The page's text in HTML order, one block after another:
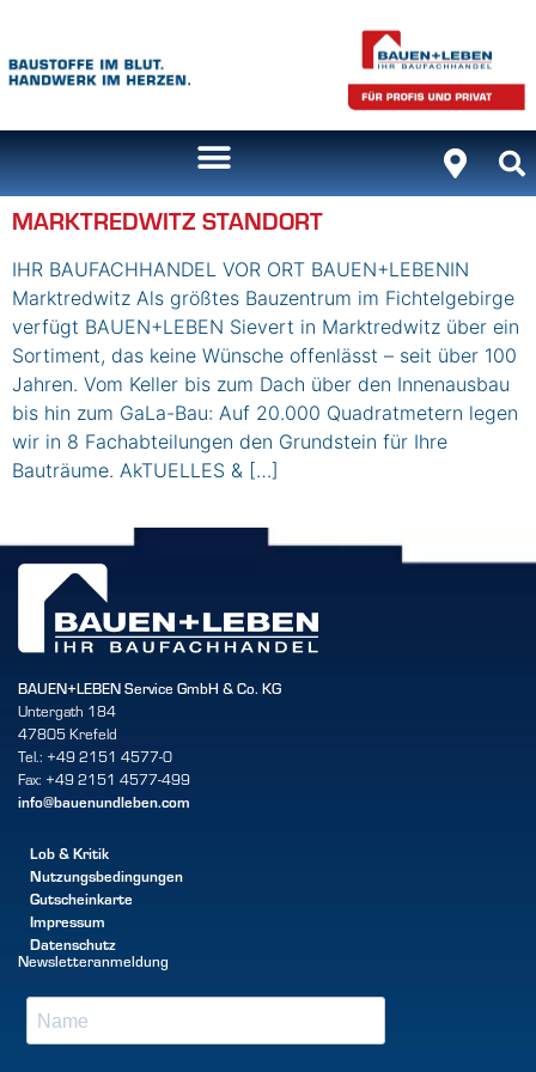
MARKTREDWITZ STANDORT
IHR BAUFACHHANDEL VOR ORT BAUEN+LEBENIN
Marktredwitz Als größtes Bauzentrum im Fichtelgebirge
verfügt BAUEN+LEBEN Sievert in Marktredwitz über ein
Sortiment, das keine Wünsche offenlässt – seit über 100
Jahren. Vom Keller bis zum Dach über den Innenausbau
bis hin zum GaLa-Bau: Auf 20.000 Quadratmetern legen
wir in 8 Fachabteilungen den Grundstein für Ihre
Bauträume. AkTUELLES & […]
BAUEN+LEBEN Service GmbH & Co. KG
Untergath 184
47805 Krefeld
Tel.: +49 2151 4577-0
Fax: +49 2151 4577-499
info@bauenundleben.com
Lob & Kritik
Nutzungsbedingungen
Gutscheinkarte
Impressum
Datenschutz
Newsletteranmeldung